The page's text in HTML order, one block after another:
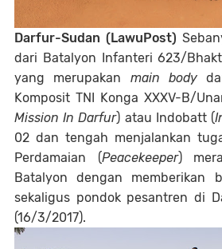
Darfur-Sudan (LawuPost)
dari Batalyon Infanteri 623/
yang merupakan main body
Komposit TNI Konga XXXV-B/
Mission In Darfur) atau Indobatt (
02 dan tengah menjalankan
Perdamaian (Peacekeeper)
Batalyon dengan memberikan
sekaligus pondok pesantren di
(16/3/2017).